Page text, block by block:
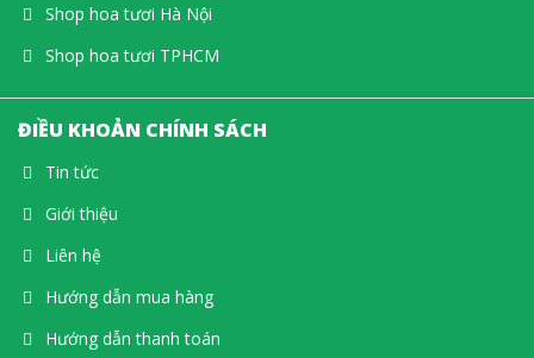
Shop hoa tươi Hà Nội
Shop hoa tươi TPHCM
ĐIỀU KHOẢN CHÍNH SÁCH
Tin tức
Giới thiệu
Liên hệ
Hướng dẫn mua hàng
Hướng dẫn thanh toán